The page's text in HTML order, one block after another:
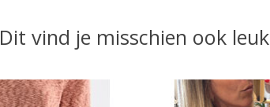
Dit vind je misschien ook leuk